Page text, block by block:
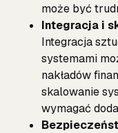
może być
Integracja i
Integracja
systemami
nakładów
skalowanie
wymagać